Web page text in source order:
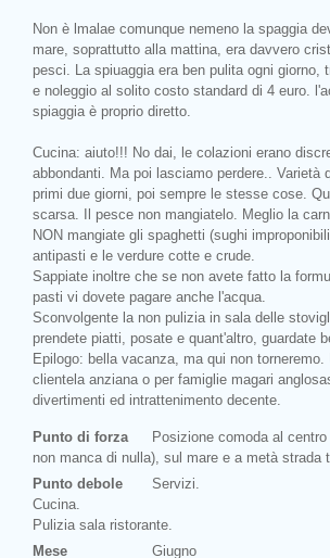
Non è lmalae comunque nemeno la spaggia
mare, soprattutto alla mattina, era davvero
pesci. La spiuaggia era ben pulita ogni giorno,
e noleggio al solito costo standard di 4 euro.
spiaggia è proprio diretto.
Cucina: aiuto!!! No dai, le colazioni erano
abbondanti. Ma poi lasciamo perdere.. Varietà
primi due giorni, poi sempre le stesse cose.
scarsa. Il pesce non mangiatelo. Meglio la
NON mangiate gli spaghetti (sughi
antipasti e le verdure cotte e crude.
Sappiate inoltre che se non avete fatto la
pasti vi dovete pagare anche l'acqua.
Sconvolgente la non pulizia in sala delle
prendete piatti, posate e quant'altro, guardate
Epilogo: bella vacanza, ma qui non torneremo.
clientela anziana o per famiglie magari
divertimenti ed intrattenimento decente.
Punto di forza
Posizione comoda al
non manca di nulla), sul mare e a metà strada
Punto debole
Servizi.
Cucina.
Pulizia sala ristorante.
Mese
Giugno